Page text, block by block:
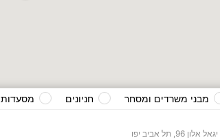
יגאל אלון 96, תל אביב יפו
מבני משרדים ומסחר חניונים מסעדות